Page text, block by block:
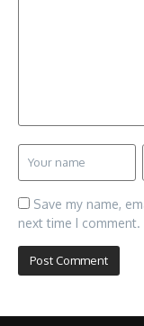
Save my name,
next time I comment.